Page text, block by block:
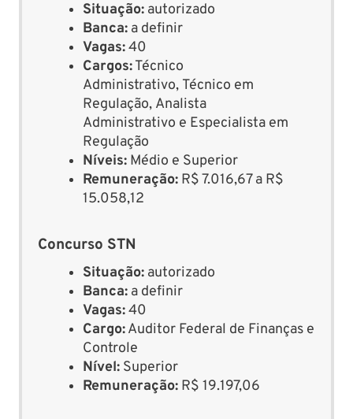
Situação: autorizado
Banca: a definir
Vagas:40
Cargos:Técnico
Administrativo, Técnico em
Regulação, Analista
Administrativo e Especialista em
Regulação
Níveis: Médio e Superior
Remuneração: R$ 7.016,67 a R$
15.058,12
Concurso STN
Situação: autorizado
Banca: a definir
Vagas:40
Cargo:Auditor Federal de Finanças e
Controle
Nível: Superior
Remuneração: R$ 19.197,06